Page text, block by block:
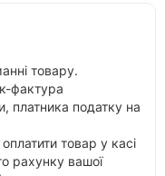
товару.
фактура
платника податку на
товар у касі
рахунку вашої